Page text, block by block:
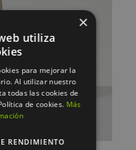
×
utiliza
para mejorar la
Al utilizar nuestro
todas las cookies de
de cookies. Más
RENDIMIENTO